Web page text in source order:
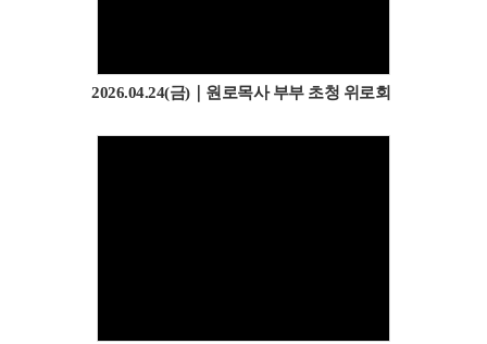
2026.04.24(금)｜원로목사 부부 초청 위로회